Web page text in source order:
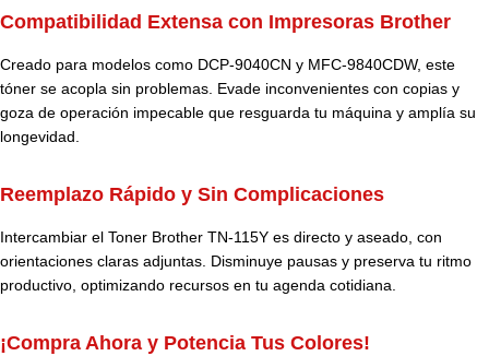
Compatibilidad Extensa con Impresoras Brother
Creado para modelos como DCP-9040CN y MFC-9840CDW, este
tóner se acopla sin problemas. Evade inconvenientes con copias y
goza de operación impecable que resguarda tu máquina y amplía su
longevidad.
Reemplazo Rápido y Sin Complicaciones
Intercambiar el Toner Brother TN-115Y es directo y aseado, con
orientaciones claras adjuntas. Disminuye pausas y preserva tu ritmo
productivo, optimizando recursos en tu agenda cotidiana.
¡Compra Ahora y Potencia Tus Colores!